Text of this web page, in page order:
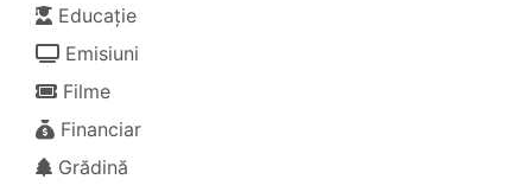
Educație
Emisiuni
Filme
Financiar
Grădină